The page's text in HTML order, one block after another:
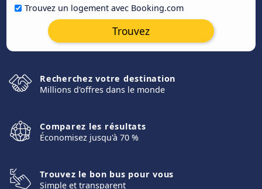
Trouvez un logement avec Booking.com
Trouvez
Recherchez votre destination
Millions d'offres dans le monde
Comparez les résultats
Économisez jusqu'à 70 %
Trouvez le bon bus pour vous
Simple et transparent